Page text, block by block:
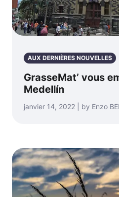
AUX DERNIÈRES NOUVELLES
GrasseMat’ vous
Medellín
janvier 14, 2022 | by Enzo